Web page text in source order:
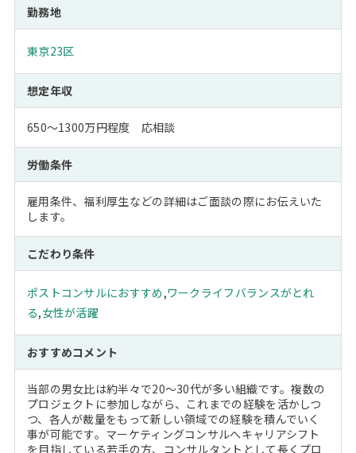
勤務地
東京23区
想定年収
650～1300万円程度 応相談
労働条件
雇用条件、福利厚生などの詳細はご面談の際にお伝えいた
します。
こだわり条件
ポストコンサルにおすすめ ,ワークライフバランスがとれ
る,女性が活躍
おすすめコメント
当部の男女比は約半々で20～30代が多い組織です。複数の
プロジェクトに参加しながら、これまでの経験を活かしつ
つ、各人が裁量をもって新しい領域での経験を積んでいく
事が可能です。マーケティングコンサルへキャリアシフト
を目指している若手の方、コンサルタントとして長くプロ